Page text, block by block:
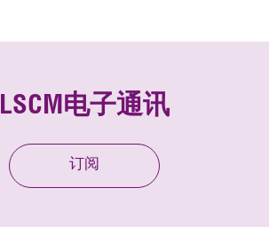
LSCM电子通讯
订阅